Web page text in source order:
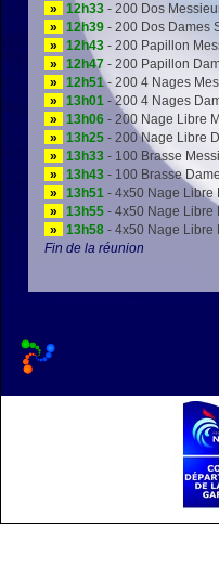
»
12h33 - 200 Dos
»
12h39 - 200 Dos Dames
»
12h43 - 200 Papillon
»
12h47 - 200 Papillon
»
12h51- 200 4 Nages
»
13h01 - 200 4 Nages
»
13h06 - 200 Nage Libre
»
13h25 - 200 Nage Libre
»
13h33 - 100 Brasse
»
13h43 - 100 Brasse
»
13h51 - 4x50 Nage Libre
»
13h55 - 4x50 Nage Libre
»
13h58 - 4x50 Nage Libre
Fin de la réunion